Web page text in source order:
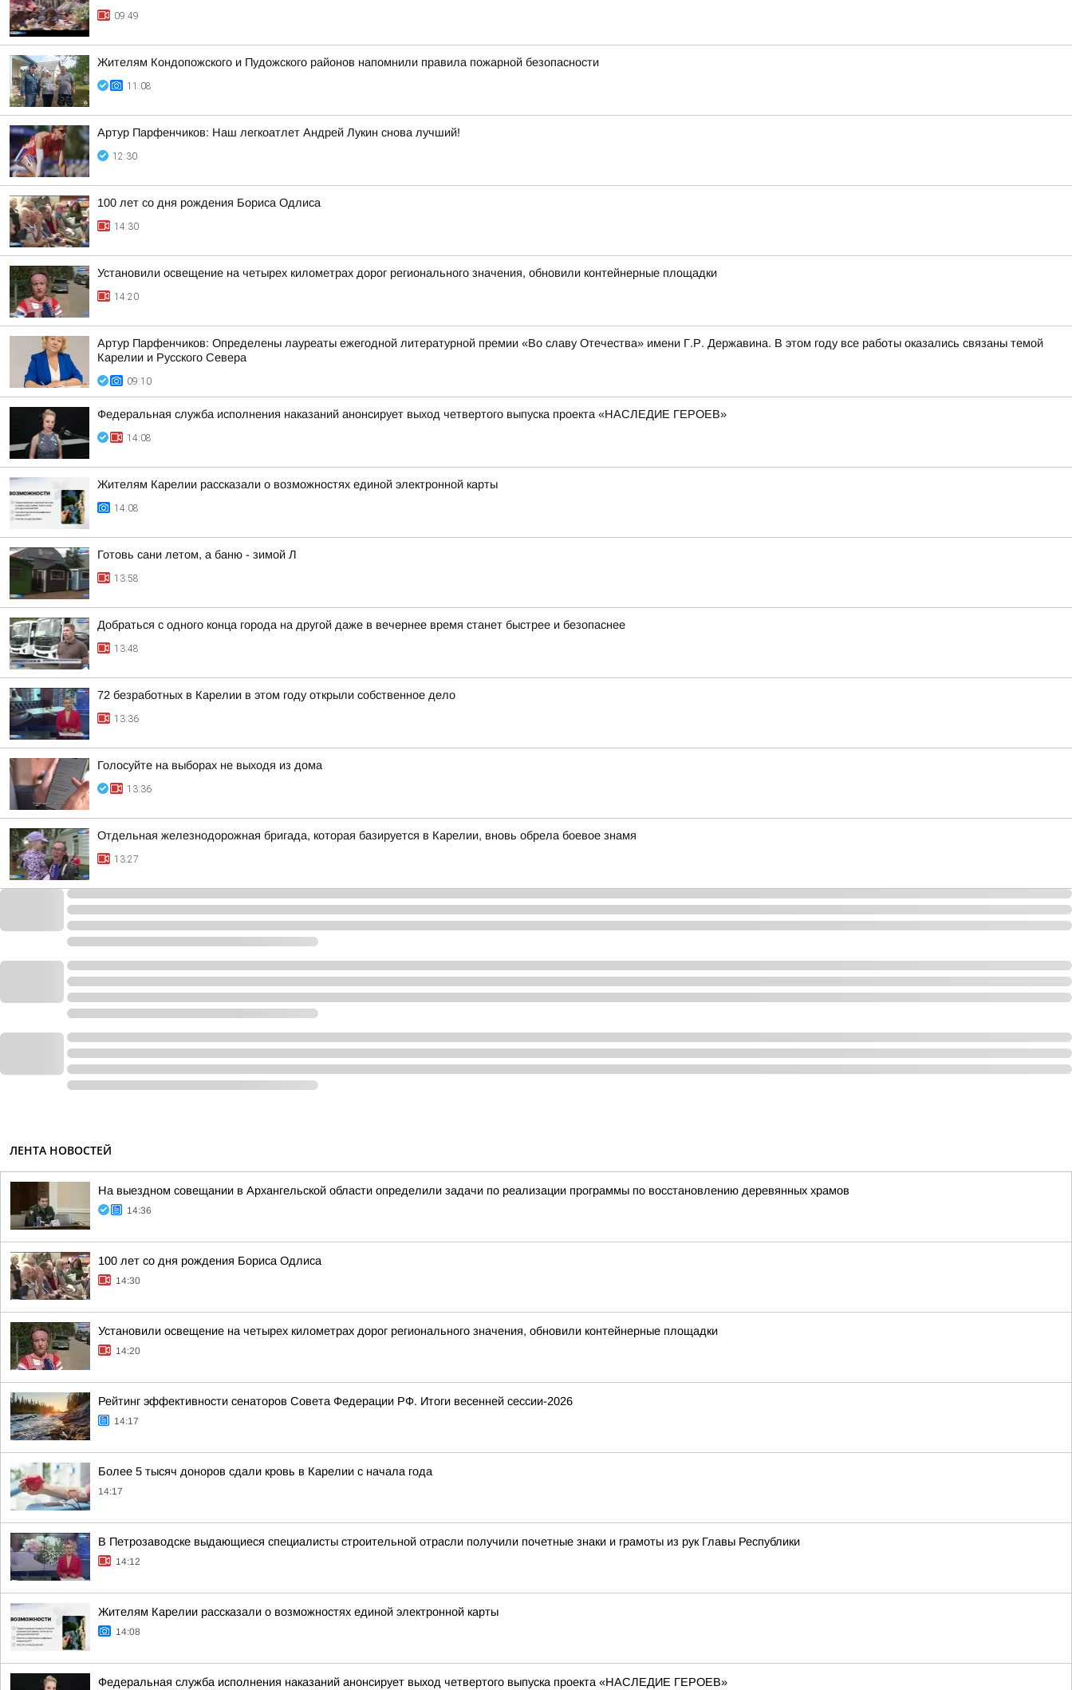
09:49
Жителям Кондопожского и Пудожского районов напомнили правила пожарной безопасности
11:08
Артур Парфенчиков: Наш легкоатлет Андрей Лукин снова лучший!
12:30
100 лет со дня рождения Бориса Одлиса
14:30
Установили освещение на четырех километрах дорог регионального значения, обновили контейнерные площадки
14:20
Артур Парфенчиков: Определены лауреаты ежегодной литературной премии «Во славу Отечества» имени Г.Р. Державина. В этом году все работы оказались связаны темой
Карелии и Русского Севера
09:10
Федеральная служба исполнения наказаний анонсирует выход четвертого выпуска проекта «НАСЛЕДИЕ ГЕРОЕВ»
14:08
Жителям Карелии рассказали о возможностях единой электронной карты
14:08
Готовь сани летом, а баню - зимой Л
13:58
Добраться с одного конца города на другой даже в вечернее время станет быстрее и безопаснее
13:48
72 безработных в Карелии в этом году открыли собственное дело
13:36
Голосуйте на выборах не выходя из дома
13:36
Отдельная железнодорожная бригада, которая базируется в Карелии, вновь обрела боевое знамя
13:27
ЛЕНТА НОВОСТЕЙ
На выездном совещании в Архангельской области определили задачи по реализации программы по восстановлению деревянных храмов
14:36
100 лет со дня рождения Бориса Одлиса
14:30
Установили освещение на четырех километрах дорог регионального значения, обновили контейнерные площадки
14:20
Рейтинг эффективности сенаторов Совета Федерации РФ. Итоги весенней сессии-2026
14:17
Более 5 тысяч доноров сдали кровь в Карелии с начала года
14:17
В Петрозаводске выдающиеся специалисты строительной отрасли получили почетные знаки и грамоты из рук Главы Республики
14:12
Жителям Карелии рассказали о возможностях единой электронной карты
14:08
Федеральная служба исполнения наказаний анонсирует выход четвертого выпуска проекта «НАСЛЕДИЕ ГЕРОЕВ»